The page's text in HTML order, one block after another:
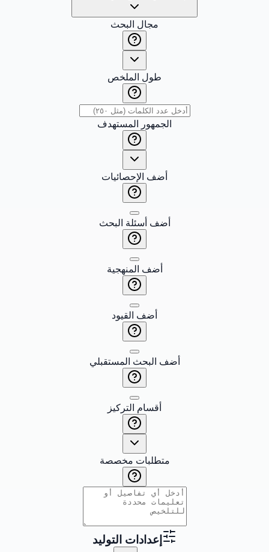
مجال البحث
طول الملخص
الجمهور المستهدف
أضف الإحصائيات
أضف أسئلة البحث
أضف المنهجية
أضف القيود
أضف البحث المستقبلي
أقسام التركيز
متطلبات مخصصة
إعدادات التوليد